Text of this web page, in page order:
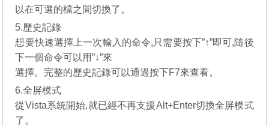
以在可選的檔之間切換了。
5.歷史記錄
想要快速選擇上一次輸入的命令,只需要按下”↑”即可,隨後
下一個命令可以用”↓”來
選擇。完整的歷史記錄可以通過按下F7來查看。
6.全屏模式
從Vista系統開始,就已經不再支援Alt+Enter切換全屏模式
了。